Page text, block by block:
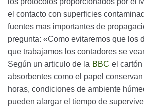
el contacto con superficies
fuentes mas importantes de
pregunta: «Como evitaremos que los
que trabajamos los contadores se
Según un articulo de la BBC el
absorbentes como el papel
horas, condiciones de ambiente
pueden alargar el tiempo de